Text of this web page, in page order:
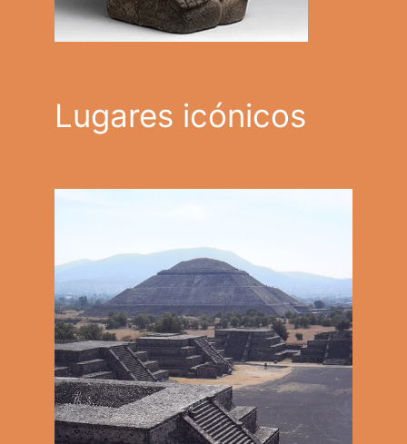
Lugares icónicos